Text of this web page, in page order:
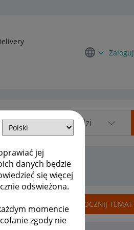
jej
danych będzie
się więcej
odświeżona.
momencie
zgody nie
Zaloguj
ROZPOCZNIJ TEMAT